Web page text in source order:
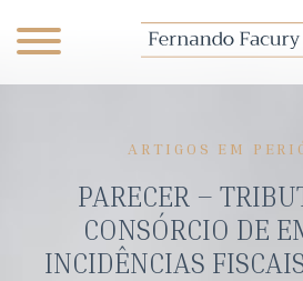
ARTIGOS EM
PARECER –
CONSÓRCIO DE
INCIDÊNCIAS